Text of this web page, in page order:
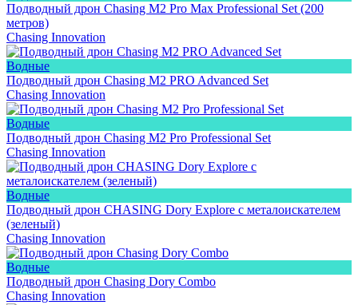
Подводный дрон Chasing M2 Pro Max Professional Set (200
метров)
Chasing Innovation
Водные
Подводный дрон Chasing M2 PRO Advanced Set
Chasing Innovation
Водные
Подводный дрон Chasing M2 Pro Professional Set
Chasing Innovation
Водные
Подводный дрон CHASING Dory Explore с металоискателем
(зеленый)
Chasing Innovation
Водные
Подводный дрон Chasing Dory Combo
Chasing Innovation